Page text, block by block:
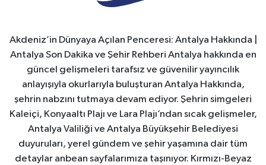
Akdeniz’in Dünyaya Açılan Penceresi: Antalya Hakkında |
Antalya Son Dakika ve Şehir Rehberi Antalya hakkında en
güncel gelişmeleri tarafsız ve güvenilir yayıncılık
anlayışıyla okurlarıyla buluşturan Antalya Hakkında,
şehrin nabzını tutmaya devam ediyor. Şehrin simgeleri
Kaleiçi, Konyaaltı Plajı ve Lara Plajı’ndan sıcak gelişmeler,
Antalya Valiliği ve Antalya Büyükşehir Belediyesi
duyuruları, yerel gündem ve şehir yaşamına dair tüm
detaylar anbean sayfalarımıza taşınıyor. Kırmızı-Beyaz